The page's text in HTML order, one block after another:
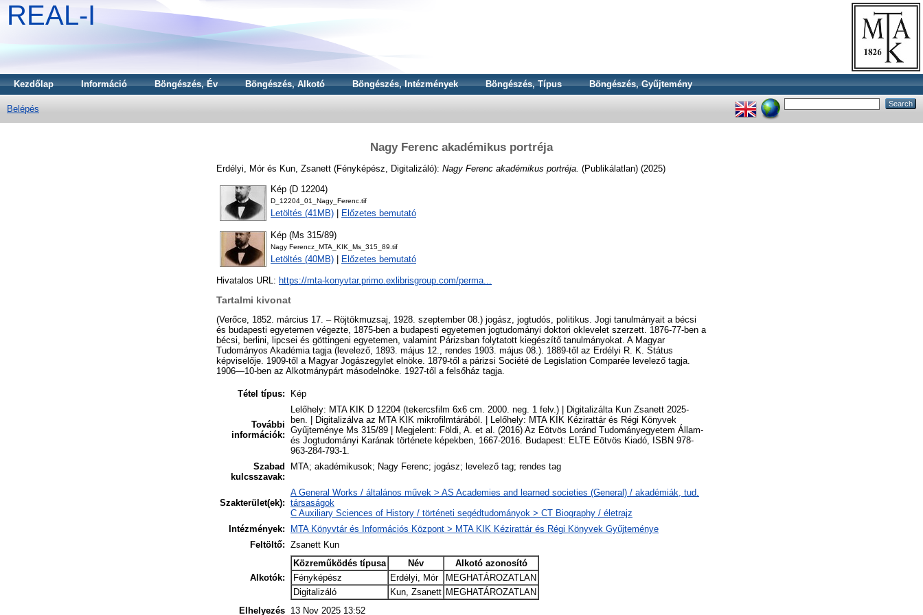
REAL-I
Kezdőlap Információ Böngészés, Év Böngészés, Alkotó Böngészés, Intézmények Böngészés, Típus Böngészés, Gyűjtemény
Belépés
Nagy Ferenc akadémikus portréja
Erdélyi, Mórés Kun, Zsanett (Fényképész, Digitalizáló): Nagy Ferenc akadémikus portréja. (Publikálatlan) (2025)
Kép (D 12204)
D_12204_01_Nagy_Ferenc.tif
Letöltés (41MB) Előzetes bemutató
Kép (Ms 315/89)
Nagy Ferencz_MTA_KIK_Ms_315_89.tif
Letöltés (40MB) Előzetes bemutató
Hivatalos URL: https://mta-konyvtar.primo.exlibrisgroup.com/perma...
Tartalmi kivonat
(Verőce, 1852. március 17. – Röjtökmuzsaj, 1928. szeptember 08.) jogász, jogtudós, politikus. Jogi tanulmányait a bécsi
és budapesti egyetemen végezte, 1875-ben a budapesti egyetemen jogtudományi doktori oklevelet szerzett. 1876-77-ben a
bécsi, berlini, lipcsei és göttingeni egyetemen, valamint Párizsban folytatott kiegészítő tanulmányokat. A Magyar
Tudományos Akadémia tagja (levelező, 1893. május 12., rendes 1903. május 08.). 1889-től az Erdélyi R. K. Státus
képviselője. 1909-től a Magyar Jogászegylet elnöke. 1879-től a párizsi Société de Legislation Comparée levelező tagja.
1906—10-ben az Alkotmánypárt másodelnöke. 1927-től a felsőház tagja.
Tétel típus: Kép
További
információk:
Lelőhely: MTA KIK D 12204 (tekercsfilm 6x6 cm. 2000. neg. 1 felv.) | Digitalizálta Kun Zsanett 2025-
ben. | Digitalizálva az MTA KIK mikrofilmtárából. | Lelőhely: MTA KIK Kézirattár és Régi Könyvek
Gyűjteménye Ms 315/89 | Megjelent: Földi, A. et al. (2016) Az Eötvös Loránd Tudományegyetem Állam-
és Jogtudományi Karának története képekben, 1667-2016. Budapest: ELTE Eötvös Kiadó, ISBN 978-
963-284-793-1.
Szabad
kulcsszavak:
MTA; akadémikusok; Nagy Ferenc; jogász; levelező tag; rendes tag
Szakterület(ek):
A General Works / általános művek > AS Academies and learned societies (General) / akadémiák, tud.
társaságok
C Auxiliary Sciences of History / történeti segédtudományok > CT Biography / életrajz
Intézmények:
MTA Könyvtár és Információs Központ > MTA KIK Kézirattár és Régi Könyvek Gyűjteménye
Feltöltő: Zsanett Kun
Alkotók:
Közreműködés típusa Név
Alkotó azonosító
Fényképész
Erdélyi, Mór
MEGHATÁROZATLAN
Digitalizáló
Kun, Zsanett MEGHATÁROZATLAN
Elhelyezés 13 Nov 2025 13:52